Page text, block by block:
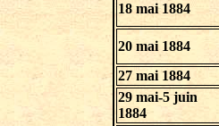
18 mai 1884
20 mai 1884
27 mai 1884
29 mai-5 juin
1884